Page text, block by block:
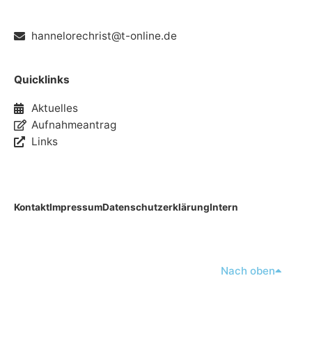
hannelorechrist@t-online.de
Quicklinks
Aktuelles
Aufnahmeantrag
Links
KontaktImpressumDatenschutzerklärungIntern
Nach oben